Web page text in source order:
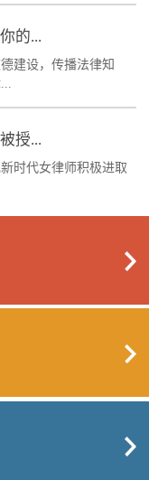
的...
建设，传播法律知
授...
时代女律师积极进取